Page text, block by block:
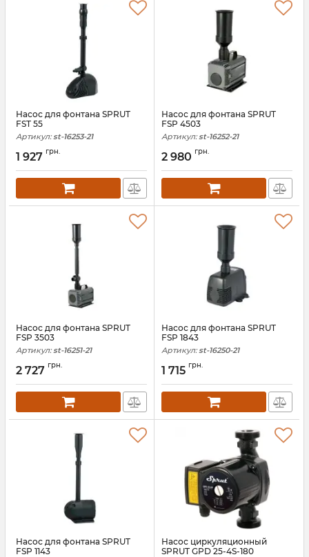
Насос для фонтана SPRUT
FST 55
Артикул: st-16253-21
1 927 грн.
Насос для фонтана SPRUT
FSP 4503
Артикул: st-16252-21
2 980 грн.
Насос для фонтана SPRUT
FSP 3503
Артикул: st-16251-21
2 727 грн.
Насос для фонтана SPRUT
FSP 1843
Артикул: st-16250-21
1 715 грн.
Насос для фонтана SPRUT
FSP 1143
Насос циркуляционный
SPRUT GPD 25-4S-180